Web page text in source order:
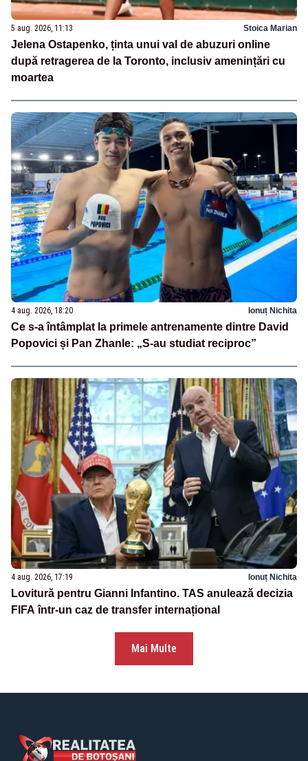
5 aug. 2026, 11:13 Stoica Marian
Jelena Ostapenko, ținta unui val de abuzuri online
după retragerea de la Toronto, inclusiv amenințări cu
moartea
4 aug. 2026, 18:20 Ionuț Nichita
Ce s-a întâmplat la primele antrenamente dintre David
Popovici și Pan Zhanle: „S-au studiat reciproc”
4 aug. 2026, 17:19 Ionuț Nichita
Lovitură pentru Gianni Infantino. TAS anulează decizia
FIFA într-un caz de transfer internațional
Mai Multe